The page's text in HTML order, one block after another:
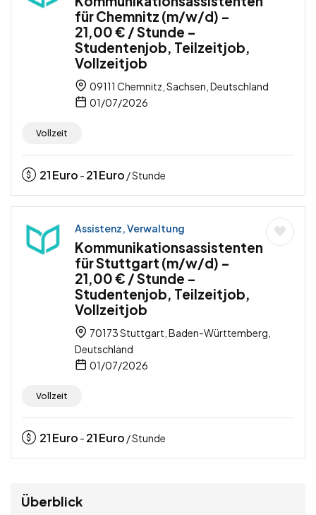
für Chemnitz (m/w/d) –
21,00 € / Stunde –
Studentenjob, Teilzeitjob,
Vollzeitjob
09111 Chemnitz, Sachsen, Deutschland
01/07/2026
Vollzeit
21Euro - 21Euro / Stunde
Assistenz, Verwaltung
Kommunikationsassistenten
für Stuttgart (m/w/d) –
21,00 € / Stunde –
Studentenjob, Teilzeitjob,
Vollzeitjob
70173 Stuttgart, Baden-Württemberg,
Deutschland
01/07/2026
Vollzeit
21Euro - 21Euro / Stunde
Überblick